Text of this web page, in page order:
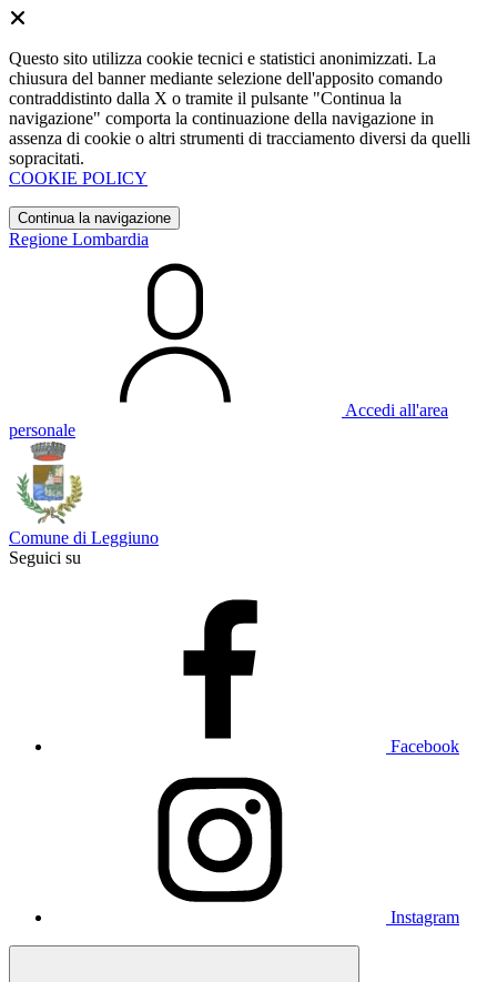
Questo sito utilizza cookie tecnici e statistici anonimizzati. La
chiusura del banner mediante selezione dell'apposito comando
contraddistinto dalla X o tramite il pulsante "Continua la
navigazione" comporta la continuazione della navigazione in
assenza di cookie o altri strumenti di tracciamento diversi da quelli
sopracitati.
COOKIE POLICY
Continua la navigazione
Regione Lombardia
Accedi all'area
personale
Comune di Leggiuno
Seguici su
Facebook
Instagram